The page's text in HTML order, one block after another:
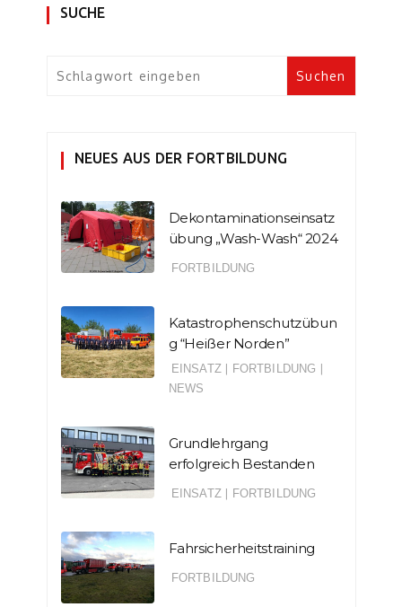
SUCHE
NEUES AUS DER FORTBILDUNG
Dekontaminationseinsatz
übung „Wash-Wash“ 2024
FORTBILDUNG
Katastrophenschutzübun
g “Heißer Norden”
EINSATZ | FORTBILDUNG |
NEWS
Grundlehrgang
erfolgreich Bestanden
EINSATZ | FORTBILDUNG
Fahrsicherheitstraining
FORTBILDUNG